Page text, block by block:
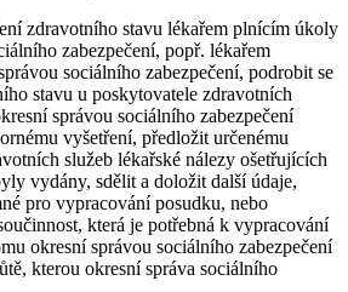
zdravotního stavu lékařem plnícím úkoly
zabezpečení, popř. lékařem
sociálního zabezpečení, podrobit se
stavu u poskytovatele zdravotních
správou sociálního zabezpečení
vyšetření, předložit určenému
služeb lékařské nálezy ošetřujících
vydány, sdělit a doložit další údaje,
pro vypracování posudku, nebo
která je potřebná k vypracování
okresní správou sociálního zabezpečení
kterou okresní správa sociálního